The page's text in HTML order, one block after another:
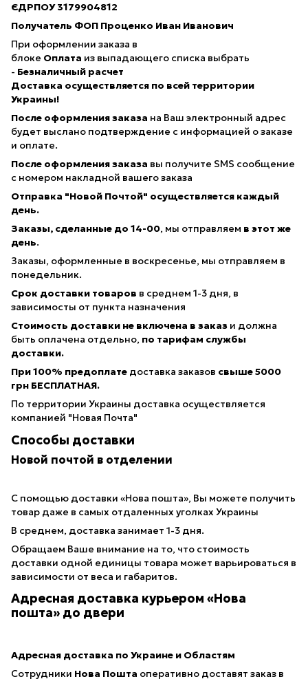
ЄДРПОУ 3179904812
Получатель ФОП Проценко Иван Иванович
При оформлении заказа в
блоке Оплата из выпадающего списка выбрать
- Безналичный расчет
Доставка осуществляется по всей территории
Украины!
После оформления заказа на Ваш электронный адрес
будет выслано подтверждение с информацией о заказе
и оплате.
После оформления заказа вы получите SMS сообщение
с номером накладной вашего заказа
Отправка "Новой Почтой" осуществляется каждый
день.
Заказы, сделанные до 14-00, мы отправляем в этот же
день.
Заказы, оформленные в воскресенье, мы отправляем в
понедельник.
Срок доставки товаров в среднем 1-3 дня, в
зависимосты от пункта назначения
Стоимость доставки не включена в заказ и должна
быть оплачена отдельно, по тарифам службы
доставки.
При 100% предоплате доставка заказов свыше 5000
грн БЕСПЛАТНАЯ.
По территории Украины доставка осуществляется
компанией "Новая Почта"
Способы доставки
Новой почтой в отделении
С помощью доставки «Нова пошта», Вы можете получить
товар даже в самых отдаленных уголках Украины
В среднем, доставка занимает 1-3 дня.
Обращаем Ваше внимание на то, что стоимость
доставки одной единицы товара может варьироваться в
зависимости от веса и габаритов.
Адресная доставка курьером «Нова
пошта» до двери
Адресная доставка по Украине и Областям
Сотрудники Нова Пошта оперативно доставят заказ в